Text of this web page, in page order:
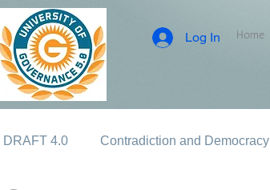
Log In Home
DRAFT 4.0 Contradiction and Democracy